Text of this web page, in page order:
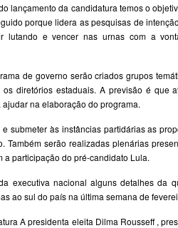
lançamento da candidatura temos o
porque lidera as pesquisas de
e vencer nas urnas com a
de governo serão criados grupos
diretórios estaduais. A previsão é que
na elaboração do programa.
submeter às instâncias partidárias as
Também serão realizadas plenárias
a participação do pré-candidato Lula.
executiva nacional alguns detalhes da
ao sul do país na última semana de
A presidenta eleita Dilma Rousseff ,